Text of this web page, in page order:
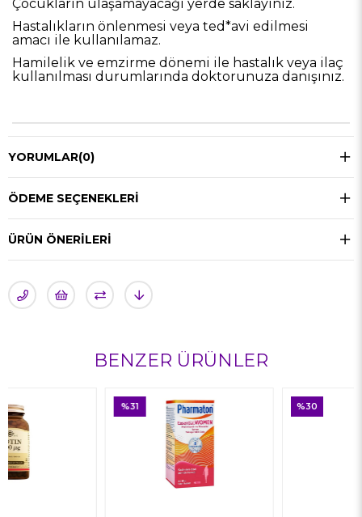
Çocukların ulaşamayacağı yerde saklayınız.
Hastalıkların önlenmesi veya ted*avi edilmesi
amacı ile kullanılamaz.
Hamilelik ve emzirme dönemi ile hastalık veya ilaç
kullanılması durumlarında doktorunuza danışınız.
YORUMLAR(0)
ÖDEME SEÇENEKLERI
ÜRÜN ÖNERILERI
BENZER ÜRÜNLER
%30